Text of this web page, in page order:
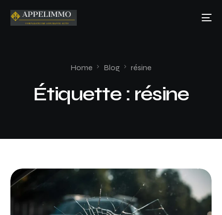
Home Blog résine
Étiquette : résine